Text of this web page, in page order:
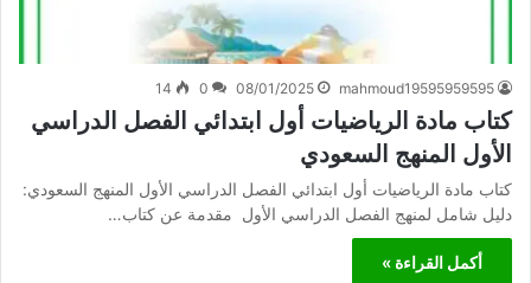
mahmoud19595959595
08/01/2025
0
14
كتاب مادة الرياضيات أول ابتدائي الفصل الدراسي
الأول المنهج السعودي
كتاب مادة الرياضيات أول ابتدائي الفصل الدراسي الأول المنهج السعودي:
دليل شامل لمنهج الفصل الدراسي الأول مقدمة عن كتاب…
أكمل القراءة »